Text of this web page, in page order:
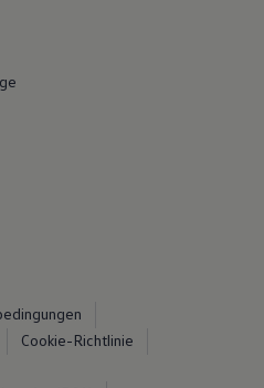
Cookie-Richtlinie